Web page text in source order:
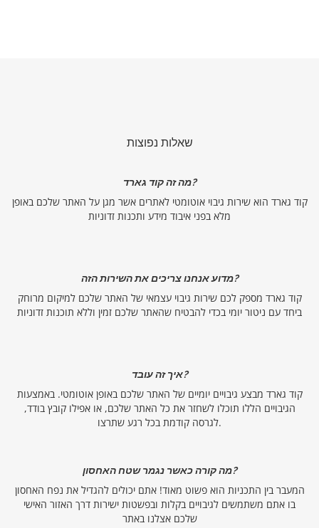
שאלות נפוצות
מה זה קוד גארד?
קוד גארד הוא שירות גיבוי אוטומטי לאתרים אשר מגן על האתר שלכם באופן
מלא בפני איבוד מידע ותכנות זדוניות
מדוע אנחנו צריכים את השירות הזה?
קוד גארד מספק לכם שירות גיבוי עצמאי של האתר שלכם למיקום מרוחק
ביחד עם ניטור יומי בכדי להבטיח שהאתר שלכם זמין וללא תוכנות זדוניות
איך זה עובד?
קוד גארד מבצע גיבויים יומיים של האתר שלכם באופן אוטומטי. באמצעות
הגיבויים הללו תוכלו לשחזר את כל האתר שלכם, או אפילו קובץ בודד,
לגרסה קודמת בכל רגע שתרצו.
מה קורה כאשר נגמר שטח האחסון?
המעבר בין התכניות הוא פשוט מאוד! אתם יכולים להגדיל את נפח האחסון
בו אתם משתמשים לגיבויים בקלות ובפשטות ישירות דרך האזור האישי
שלכם אצלנו באתר